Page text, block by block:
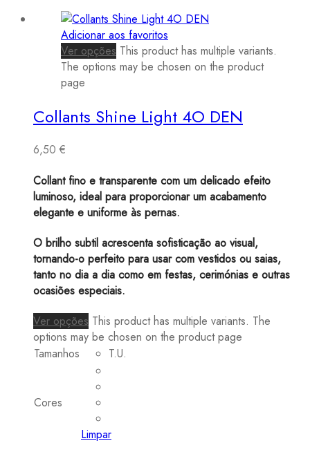
Adicionar aos favoritos
Ver opções This product has multiple variants.
The options may be chosen on the product
page
Collants Shine Light 4O DEN
6,50 €
Collant fino e transparente com um delicado efeito
luminoso, ideal para proporcionar um acabamento
elegante e uniforme às pernas.
O brilho subtil acrescenta sofisticação ao visual,
tornando-o perfeito para usar com vestidos ou saias,
tanto no dia a dia como em festas, cerimónias e outras
ocasiões especiais.
Ver opções This product has multiple variants. The
options may be chosen on the product page
Tamanhos
T.U.
Cores
Limpar